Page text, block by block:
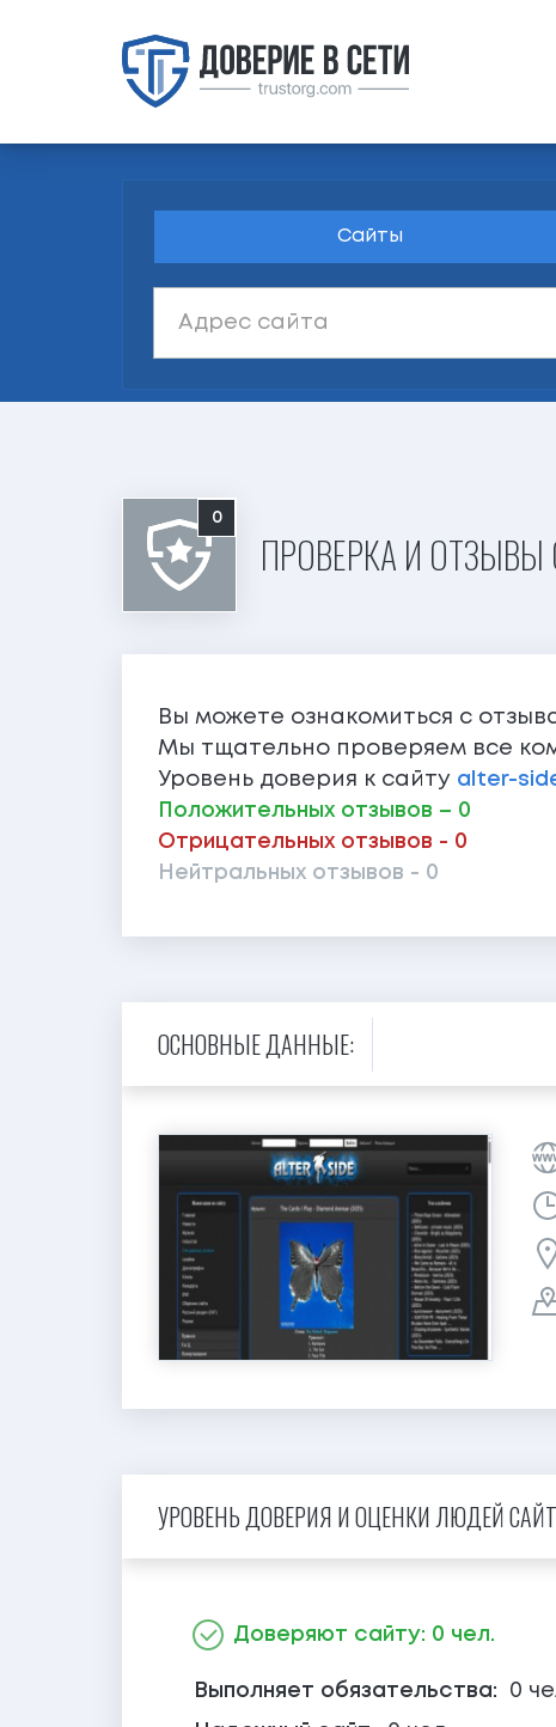
Сайты
0
ПРОВЕРКА И ОТЗЫВЫ О
Вы можете ознакомиться с
Мы тщательно проверяем все
Уровень доверия к сайту alter-
Положительных отзывов – 0
Отрицательных отзывов - 0
Нейтральных отзывов - 0
ОСНОВНЫЕ ДАННЫЕ:
УРОВЕНЬ ДОВЕРИЯ И ОЦЕНКИ ЛЮДЕЙ САЙТУ
Доверяют сайту: 0 чел.
Выполняет обязательства: 0